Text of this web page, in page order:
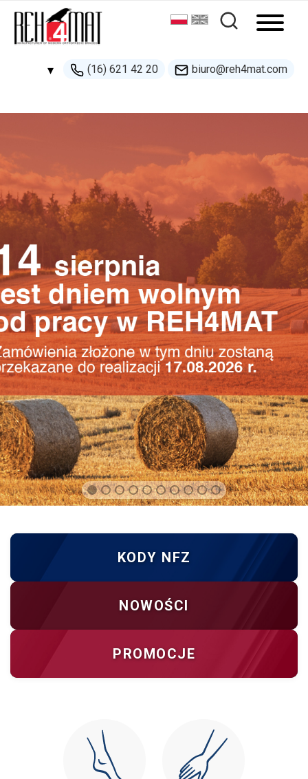
▾ (16) 621 42 20 biuro@reh4mat.com
500 132 274
Nowość !
Ortezy uciskowe PCO dla
dorosłych
wsparcie w redukcji
obrzęków limfatycznych i
poprawie krążenia
Zobacz więcej
KODY NFZ
NOWOŚCI
PROMOCJE